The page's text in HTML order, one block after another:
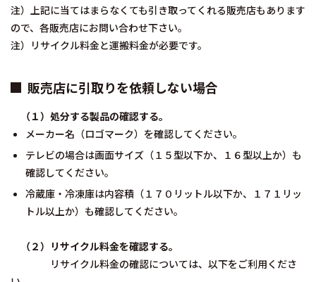
注）上記に当てはまらなくても引き取ってくれる販売店もあります
ので、各販売店にお問い合わせ下さい。
注）リサイクル料金と運搬料金が必要です。
販売店に引取りを依頼しない場合
（１）処分する製品の確認する。
メーカー名（ロゴマーク）を確認してください。
テレビの場合は画面サイズ（１５型以下か、１６型以上か）も
確認してください。
冷蔵庫・冷凍庫は内容積（１７０リットル以下か、１７１リッ
トル以上か）も確認してください。
（２）リサイクル料金を確認する。
リサイクル料金の確認については、以下をご利用くださ